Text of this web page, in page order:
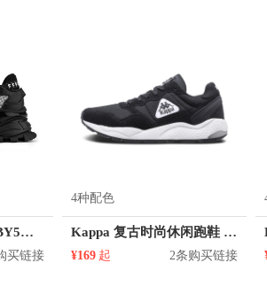
Kappa 潮流跑鞋 K0BY5MC08
买链接
4种配色
Kappa 复古时尚休闲跑鞋 K0865MM32
¥169 起 2条购买链接